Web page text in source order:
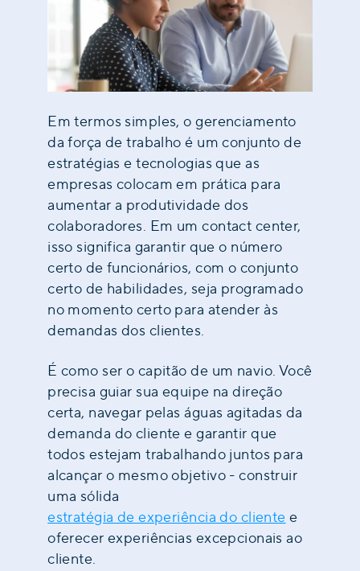
Em termos simples, o gerenciamento
da força de trabalho é um conjunto de
estratégias e tecnologias que as
empresas colocam em prática para
aumentar a produtividade dos
colaboradores. Em um contact center,
isso significa garantir que o número
certo de funcionários, com o conjunto
certo de habilidades, seja programado
no momento certo para atender às
demandas dos clientes.
É como ser o capitão de um navio. Você
precisa guiar sua equipe na direção
certa, navegar pelas águas agitadas da
demanda do cliente e garantir que
todos estejam trabalhando juntos para
alcançar o mesmo objetivo - construir
uma sólida
estratégia de experiência do clientee
oferecer experiências excepcionais ao
cliente.